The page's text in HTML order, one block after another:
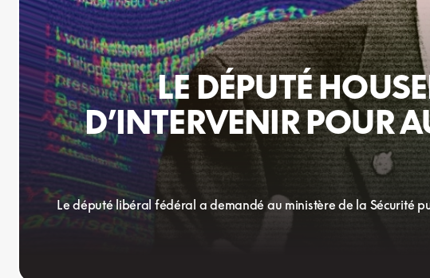
LE DÉPUTÉ
D’INTERVENIR POUR
Le député libéral fédéral a demandé au ministère de la Sécurité